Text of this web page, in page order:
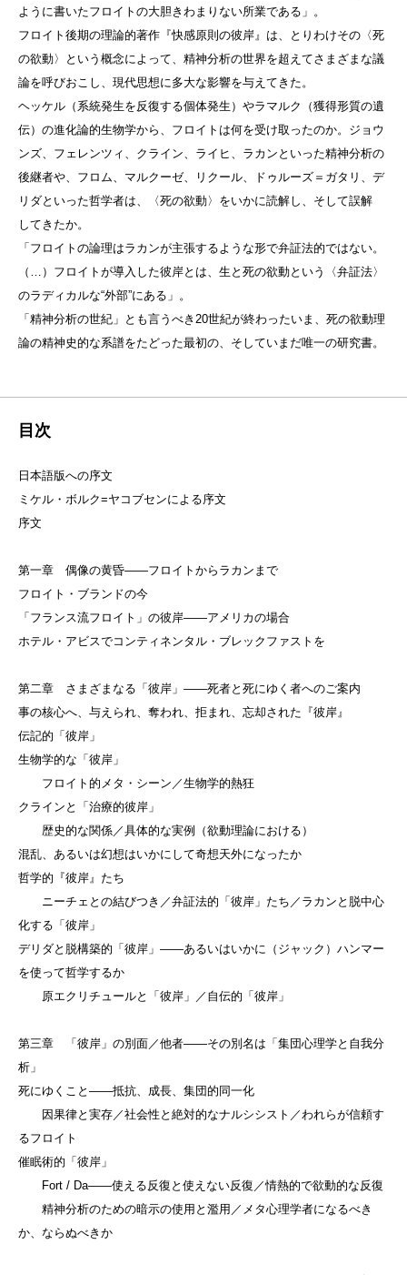
ように書いたフロイトの大胆きわまりない所業である」。
フロイト後期の理論的著作『快感原則の彼岸』は、とりわけその〈死
の欲動〉という概念によって、精神分析の世界を超えてさまざまな議
論を呼びおこし、現代思想に多大な影響を与えてきた。
ヘッケル（系統発生を反復する個体発生）やラマルク（獲得形質の遺
伝）の進化論的生物学から、フロイトは何を受け取ったのか。ジョウ
ンズ、フェレンツィ、クライン、ライヒ、ラカンといった精神分析の
後継者や、フロム、マルクーゼ、リクール、ドゥルーズ＝ガタリ、デ
リダといった哲学者は、〈死の欲動〉をいかに読解し、そして誤解
してきたか。
「フロイトの論理はラカンが主張するような形で弁証法的ではない。
（…）フロイトが導入した彼岸とは、生と死の欲動という〈弁証法〉
のラディカルな“外部”にある」。
「精神分析の世紀」とも言うべき20世紀が終わったいま、死の欲動理
論の精神史的な系譜をたどった最初の、そしていまだ唯一の研究書。
目次
日本語版への序文
ミケル・ボルク=ヤコブセンによる序文
序文
第一章 偶像の黄昏——フロイトからラカンまで
フロイト・ブランドの今
「フランス流フロイト」の彼岸——アメリカの場合
ホテル・アビスでコンティネンタル・ブレックファストを
第二章 さまざまなる「彼岸」——死者と死にゆく者へのご案内
事の核心へ、与えられ、奪われ、拒まれ、忘却された『彼岸』
伝記的「彼岸」
生物学的な「彼岸」
フロイト的メタ・シーン／生物学的熱狂
クラインと「治療的彼岸」
歴史的な関係／具体的な実例（欲動理論における）
混乱、あるいは幻想はいかにして奇想天外になったか
哲学的『彼岸』たち
ニーチェとの結びつき／弁証法的「彼岸」たち／ラカンと脱中心
化する「彼岸」
デリダと脱構築的「彼岸」——あるいはいかに（ジャック）ハンマー
を使って哲学するか
原エクリチュールと「彼岸」／自伝的「彼岸」
第三章 「彼岸」の別面／他者——その別名は「集団心理学と自我分
析」
死にゆくこと——抵抗、成長、集団的同一化
因果律と実存／社会性と絶対的なナルシシスト／われらが信頼す
るフロイト
催眠術的「彼岸」
Fort / Da——使える反復と使えない反復／情熱的で欲動的な反復
精神分析のための暗示の使用と濫用／メタ心理学者になるべき
か、ならぬべきか